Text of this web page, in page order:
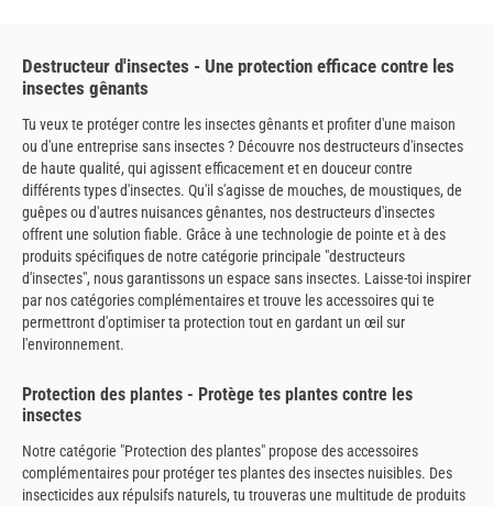
Destructeur d'insectes - Une protection efficace contre les
insectes gênants
Tu veux te protéger contre les insectes gênants et profiter d'une maison
ou d'une entreprise sans insectes ? Découvre nos destructeurs d'insectes
de haute qualité, qui agissent efficacement et en douceur contre
différents types d'insectes. Qu'il s'agisse de mouches, de moustiques, de
guêpes ou d'autres nuisances gênantes, nos destructeurs d'insectes
offrent une solution fiable. Grâce à une technologie de pointe et à des
produits spécifiques de notre catégorie principale "destructeurs
d'insectes", nous garantissons un espace sans insectes. Laisse-toi inspirer
par nos catégories complémentaires et trouve les accessoires qui te
permettront d'optimiser ta protection tout en gardant un œil sur
l'environnement.
Protection des plantes - Protège tes plantes contre les
insectes
Notre catégorie "Protection des plantes" propose des accessoires
complémentaires pour protéger tes plantes des insectes nuisibles. Des
insecticides aux répulsifs naturels, tu trouveras une multitude de produits